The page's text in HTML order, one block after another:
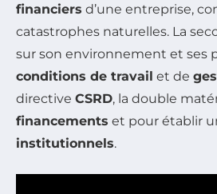
financiers d’une entreprise,
catastrophes naturelles. La
sur son environnement et ses
conditions de travail et de
directive CSRD, la double
financements et pour établir
institutionnels.